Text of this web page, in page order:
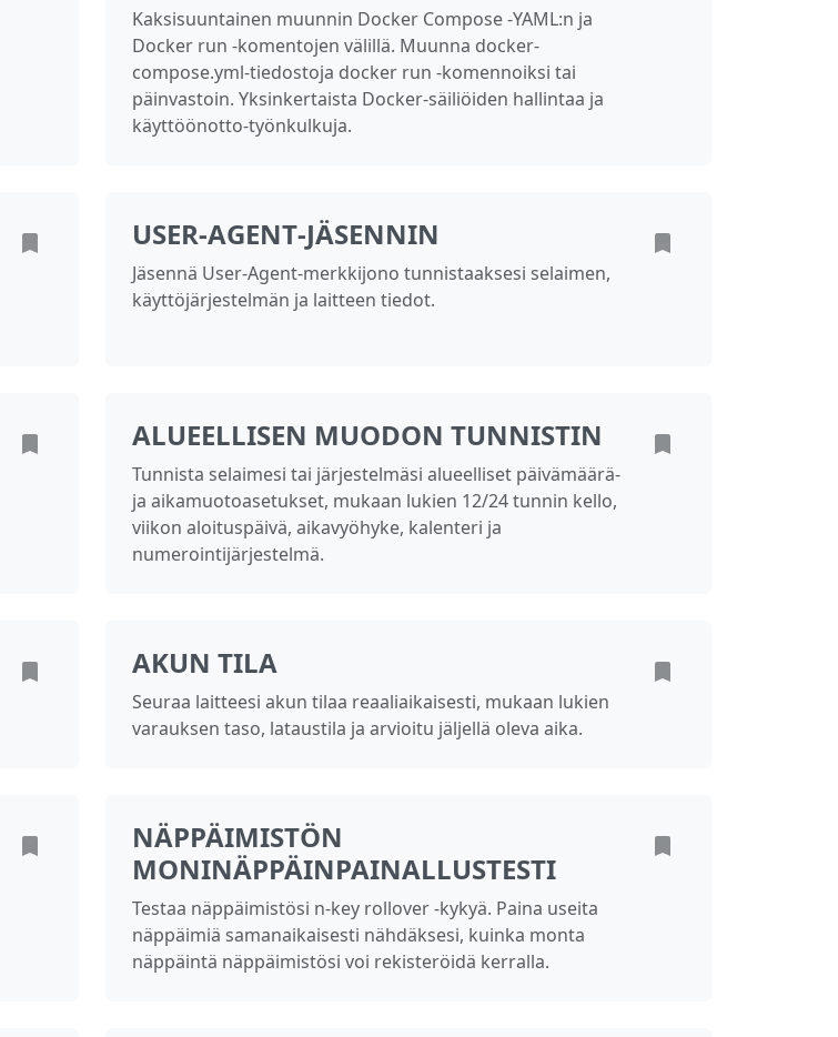
Kaksisuuntainen muunnin Docker Compose -YAML:n ja
Docker run -komentojen välillä. Muunna docker-
compose.yml-tiedostoja docker run -komennoiksi tai
päinvastoin. Yksinkertaista Docker-säiliöiden hallintaa ja
käyttöönotto-työnkulkuja.
USER‑AGENT‑JÄSENNIN
Jäsennä User‑Agent‑merkkijono tunnistaaksesi selaimen,
käyttöjärjestelmän ja laitteen tiedot.
ALUEELLISEN MUODON TUNNISTIN
Tunnista selaimesi tai järjestelmäsi alueelliset päivämäärä-
ja aikamuotoasetukset, mukaan lukien 12/24 tunnin kello,
viikon aloituspäivä, aikavyöhyke, kalenteri ja
numerointijärjestelmä.
AKUN TILA
Seuraa laitteesi akun tilaa reaaliaikaisesti, mukaan lukien
varauksen taso, lataustila ja arvioitu jäljellä oleva aika.
NÄPPÄIMISTÖN
MONINÄPPÄINPAINALLUSTESTI
Testaa näppäimistösi n-key rollover -kykyä. Paina useita
näppäimiä samanaikaisesti nähdäksesi, kuinka monta
näppäintä näppäimistösi voi rekisteröidä kerralla.